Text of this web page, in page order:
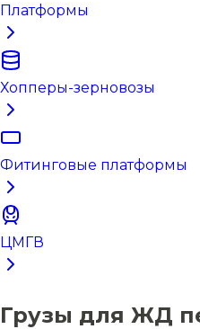
Платформы
Хопперы-зерновозы
Фитинговые платформы
ЦМГВ
Грузы для ЖД